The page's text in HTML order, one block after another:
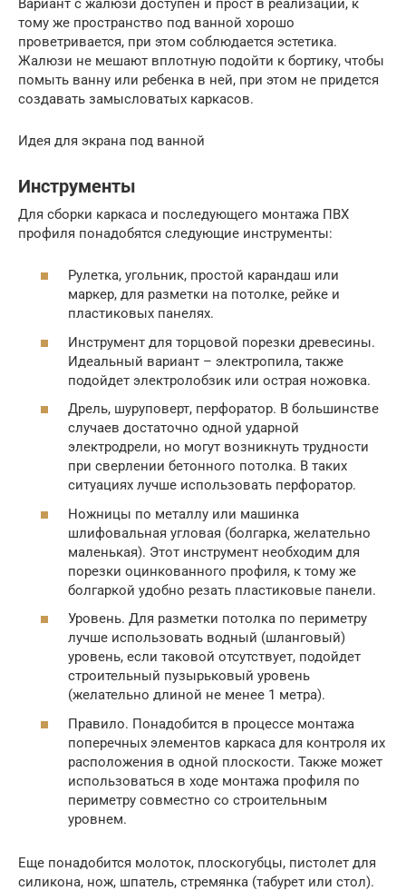
Вариант с жалюзи доступен и прост в реализации, к
тому же пространство под ванной хорошо
проветривается, при этом соблюдается эстетика.
Жалюзи не мешают вплотную подойти к бортику, чтобы
помыть ванну или ребенка в ней, при этом не придется
создавать замысловатых каркасов.
Идея для экрана под ванной
Инструменты
Для сборки каркаса и последующего монтажа ПВХ
профиля понадобятся следующие инструменты:
Рулетка, угольник, простой карандаш или
маркер, для разметки на потолке, рейке и
пластиковых панелях.
Инструмент для торцовой порезки древесины.
Идеальный вариант – электропила, также
подойдет электролобзик или острая ножовка.
Дрель, шуруповерт, перфоратор. В большинстве
случаев достаточно одной ударной
электродрели, но могут возникнуть трудности
при сверлении бетонного потолка. В таких
ситуациях лучше использовать перфоратор.
Ножницы по металлу или машинка
шлифовальная угловая (болгарка, желательно
маленькая). Этот инструмент необходим для
порезки оцинкованного профиля, к тому же
болгаркой удобно резать пластиковые панели.
Уровень. Для разметки потолка по периметру
лучше использовать водный (шланговый)
уровень, если таковой отсутствует, подойдет
строительный пузырьковый уровень
(желательно длиной не менее 1 метра).
Правило. Понадобится в процессе монтажа
поперечных элементов каркаса для контроля их
расположения в одной плоскости. Также может
использоваться в ходе монтажа профиля по
периметру совместно со строительным
уровнем.
Еще понадобится молоток, плоскогубцы, пистолет для
силикона, нож, шпатель, стремянка (табурет или стол).